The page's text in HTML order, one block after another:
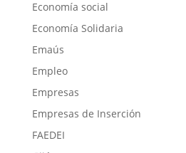
Economía social
Economía Solidaria
Emaús
Empleo
Empresas
Empresas de Inserción
FAEDEI